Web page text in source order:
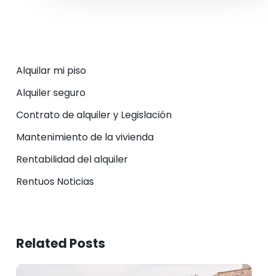
Alquilar mi piso
Alquiler seguro
Contrato de alquiler y Legislación
Mantenimiento de la vivienda
Rentabilidad del alquiler
Rentuos Noticias
Related Posts
¿Es